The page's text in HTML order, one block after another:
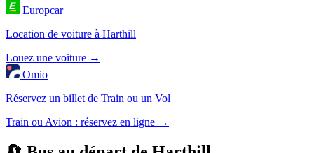
Europcar
Location de voiture à Harthill
Louez une voiture →
Omio
Réservez un billet de Train ou un Vol
Train ou Avion : réservez en ligne →